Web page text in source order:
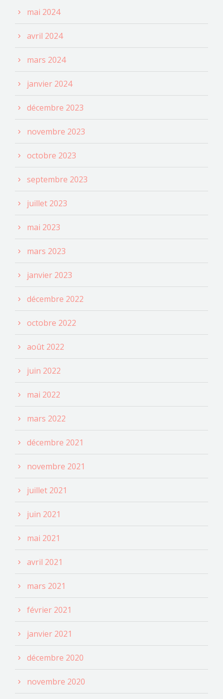
mai 2024
avril 2024
mars 2024
janvier 2024
décembre 2023
novembre 2023
octobre 2023
septembre 2023
juillet 2023
mai 2023
mars 2023
janvier 2023
décembre 2022
octobre 2022
août 2022
juin 2022
mai 2022
mars 2022
décembre 2021
novembre 2021
juillet 2021
juin 2021
mai 2021
avril 2021
mars 2021
février 2021
janvier 2021
décembre 2020
novembre 2020